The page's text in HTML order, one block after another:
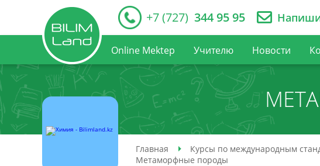
+7 (727) 344 95 95
Online Mektep Учителю Новости
Главная Курсы по международным
Метаморфные породы